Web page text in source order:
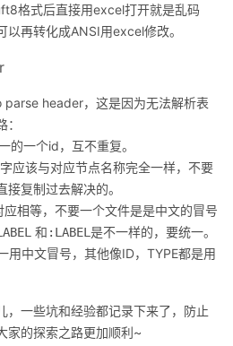
格式后直接用excel打开就是乱码
再转化成ANSI用excel修改。
header，这是因为无法解析表
一个id，互不重复。
应该与对应节点名称完全一样，不要
复制过去解决的。
相等，不要一个文件是是中文的冒号
和 :LABEL 是不一样的，要统一。
用中文冒号，其他像ID，TYPE都是用
，一些坑和经验都记录下来了，防止
家的探索之路更加顺利~